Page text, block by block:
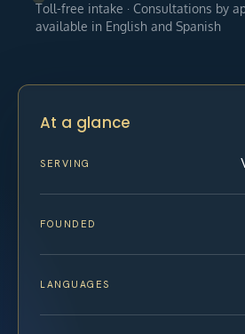
Toll-free intake · Consultations by
available in English and Spanish
At a glance
SERVING
FOUNDED
LANGUAGES